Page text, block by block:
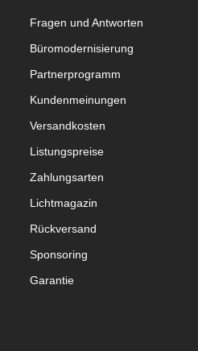
Fragen und Antworten
Büromodernisierung
Partnerprogramm
Kundenmeinungen
Versandkosten
Listungspreise
Zahlungsarten
Lichtmagazin
Rückversand
Sponsoring
Garantie